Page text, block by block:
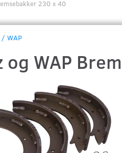
230 x 40
/ WAP
og WAP